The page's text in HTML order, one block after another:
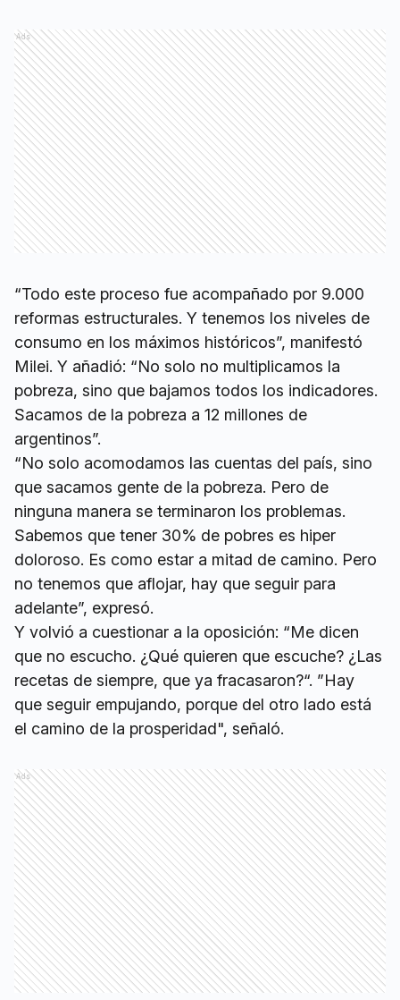
Ads
“Todo este proceso fue acompañado por 9.000
reformas estructurales. Y tenemos los niveles de
consumo en los máximos históricos”, manifestó
Milei. Y añadió: “No solo no multiplicamos la
pobreza, sino que bajamos todos los indicadores.
Sacamos de la pobreza a 12 millones de
argentinos”.
“No solo acomodamos las cuentas del país, sino
que sacamos gente de la pobreza. Pero de
ninguna manera se terminaron los problemas.
Sabemos que tener 30% de pobres es hiper
doloroso. Es como estar a mitad de camino. Pero
no tenemos que aflojar, hay que seguir para
adelante”, expresó.
Y volvió a cuestionar a la oposición: “Me dicen
que no escucho. ¿Qué quieren que escuche? ¿Las
recetas de siempre, que ya fracasaron?“. ”Hay
que seguir empujando, porque del otro lado está
el camino de la prosperidad", señaló.
Ads